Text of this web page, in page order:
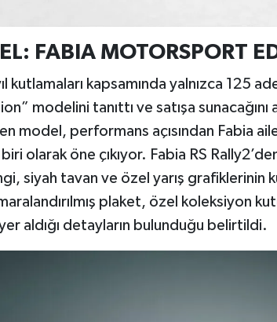
FABIA MOTORSPORT
kutlamaları kapsamında yalnızca 125
modelini tanıttı ve satışa sunacağını
model, performans açısından Fabia
olarak öne çıkıyor. Fabia RS
siyah tavan ve özel yarış grafiklerinin
plaket, özel koleksiyon
yer aldığı detayların bulunduğu belirtildi.